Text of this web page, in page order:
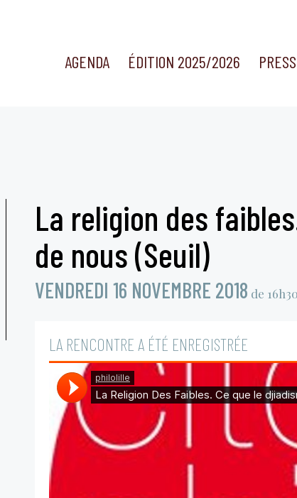
AGENDA ÉDITION 2025/2026
La religion des
de nous (Seuil)
VENDREDI 16 NOVEMBRE 2018 de
LA RENCONTRE A ÉTÉ ENREGISTRÉE